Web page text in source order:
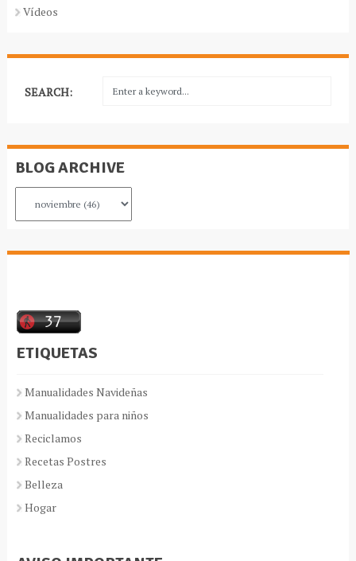
Vídeos
SEARCH:
BLOG ARCHIVE
ETIQUETAS
Manualidades Navideñas
Manualidades para niños
Reciclamos
Recetas Postres
Belleza
Hogar